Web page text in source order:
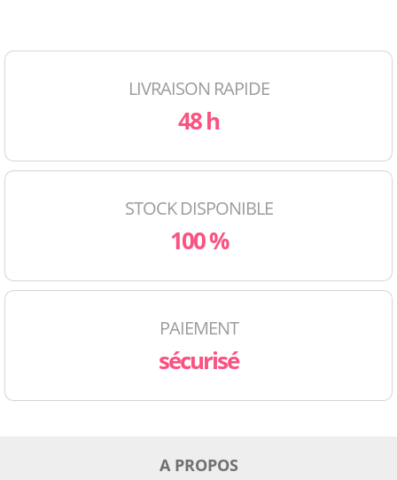
LIVRAISON RAPIDE
48 h
STOCK DISPONIBLE
100 %
PAIEMENT
sécurisé
A PROPOS